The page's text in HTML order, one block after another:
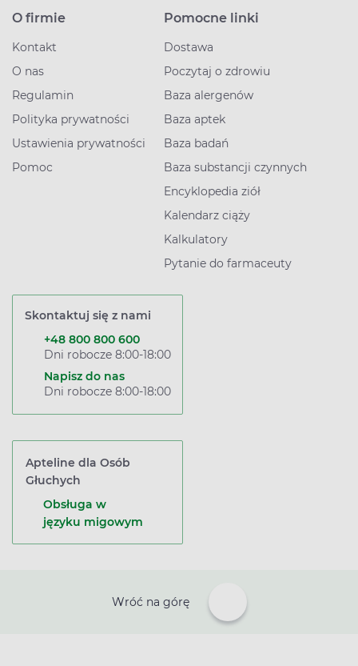
O firmie
Kontakt
O nas
Regulamin
Polityka prywatności
Ustawienia prywatności
Pomoc
Pomocne linki
Dostawa
Poczytaj o zdrowiu
Baza alergenów
Baza aptek
Baza badań
Baza substancji czynnych
Encyklopedia ziół
Kalendarz ciąży
Kalkulatory
Pytanie do farmaceuty
Skontaktuj się z nami
+48 800 800 600
Dni robocze 8:00-18:00
Napisz do nas
Dni robocze 8:00-18:00
Apteline dla Osób
Głuchych
Obsługa w
języku migowym
Wróć na górę